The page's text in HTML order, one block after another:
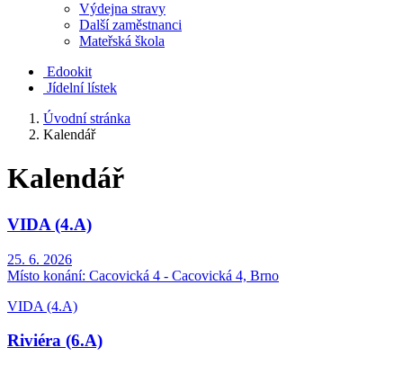
Výdejna stravy
Další zaměstnanci
Mateřská škola
Edookit
Jídelní lístek
Úvodní stránka
Kalendář
Kalendář
VIDA (4.A)
25. 6. 2026
Místo konání: Cacovická 4 - Cacovická 4, Brno
VIDA (4.A)
Riviéra (6.A)